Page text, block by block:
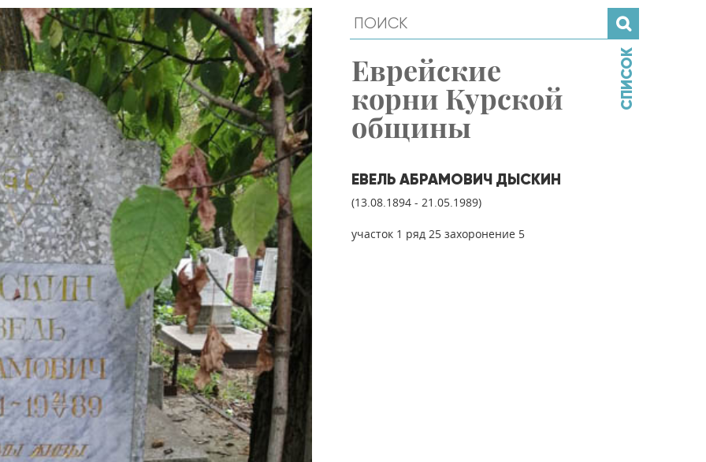
Еврейские
корни Курской
общины
ЕВЕЛЬ АБРАМОВИЧ ДЫСКИН
(13.08.1894 - 21.05.1989)
участок 1 ряд 25 захоронение 5
СПИСОК